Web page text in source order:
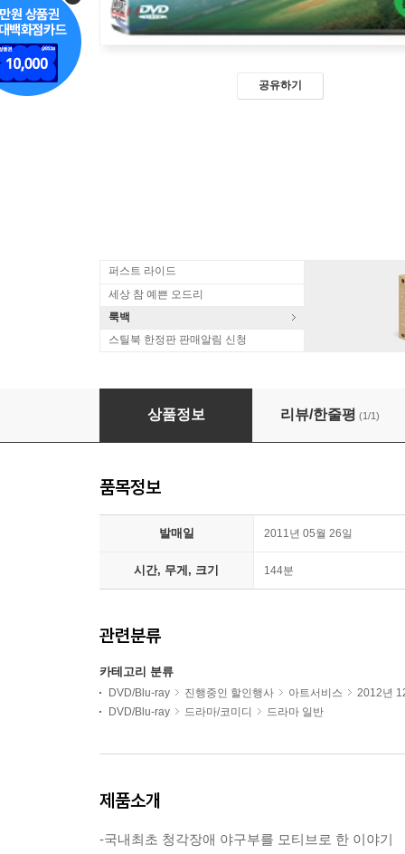
공유하기
퍼스트 라이드
세상 참 예쁜 오드리
룩백
스틸북 한정판 판매알림 신청
글러브(1 DISC)
상품정보 리뷰/한줄평 (1/1)
품목정보
발매일 2011년 05월 26일
시간, 무게, 크기 144분
관련분류
카테고리 분류
DVD/Blu-ray 진행중인 할인행사 아트서비스
2012년
DVD/Blu-ray
드라마/코미디 드라마 일반
제품소개
-국내최초 청각장애 야구부를 모티브로 한 이야기